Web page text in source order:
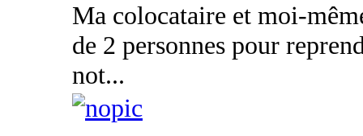
Ma colocataire et moi-
de 2 personnes pour
not...